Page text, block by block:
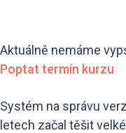
Aktuálně nemáme
Poptat termín kurzu
Systém na správu
letech začal těšit